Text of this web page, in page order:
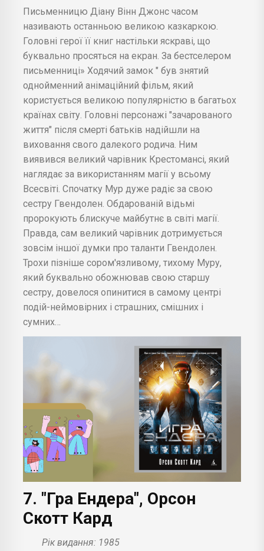
Письменницю Діану Вінн Джонс часом
називають останньою великою казкаркою.
Головні герої її книг настільки яскраві, що
буквально просяться на екран. За бестселером
письменниці» Ходячий замок " був знятий
однойменний анімаційний фільм, який
користується великою популярністю в багатьох
країнах світу. Головні персонажі "зачарованого
життя" після смерті батьків надійшли на
виховання свого далекого родича. Ним
виявився великий чарівник Крестомансі, який
наглядає за використанням магії у всьому
Всесвіті. Спочатку Мур дуже радіє за свою
сестру Гвендолен. Обдарованій відьмі
пророкують блискуче майбутнє в світі магії.
Правда, сам великий чарівник дотримується
зовсім іншої думки про таланти Гвендолен.
Трохи пізніше сором'язливому, тихому Муру,
який буквально обожнював свою старшу
сестру, довелося опинитися в самому центрі
подій-неймовірних і страшних, смішних і
сумних…
7. "Гра Ендера", Орсон
Скотт Кард
Рік видання: 1985